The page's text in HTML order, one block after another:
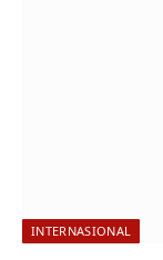
INTERNASIONAL